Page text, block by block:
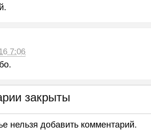
7:06
закрыты
нельзя добавить комментарий.